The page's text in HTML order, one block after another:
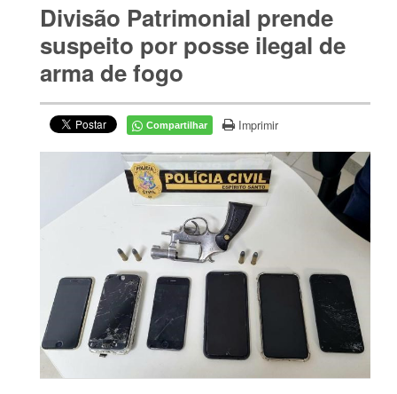
Divisão Patrimonial prende
suspeito por posse ilegal de
arma de fogo
Compartilhar Imprimir